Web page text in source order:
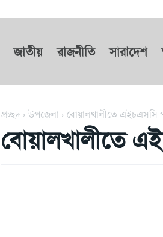
জাতীয় রাজনীতি সারাদেশ
প্রচ্ছদ উপজেলা বোয়ালখালীতে এইচএসসি
বোয়ালখালীতে